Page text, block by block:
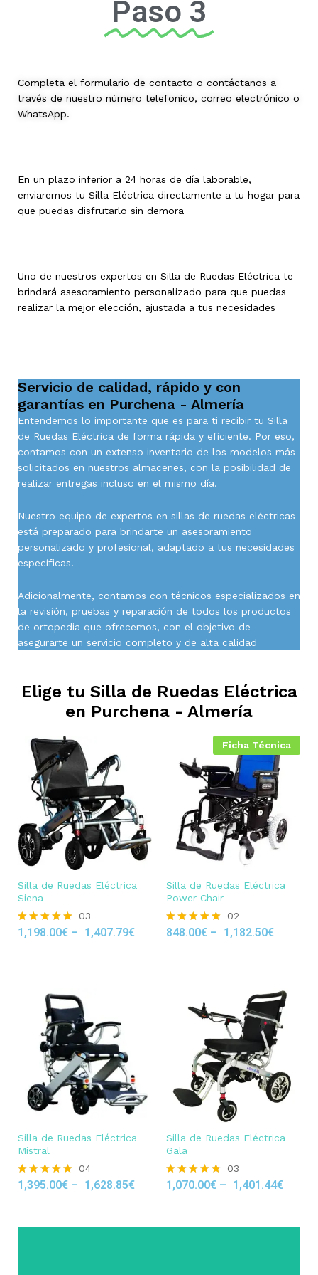
Paso 3
Completa el formulario de contacto o contáctanos a
través de nuestro número telefonico, correo electrónico o
WhatsApp.
En un plazo inferior a 24 horas de día laborable,
enviaremos tu Silla Eléctrica directamente a tu hogar para
que puedas disfrutarlo sin demora
Uno de nuestros expertos en Silla de Ruedas Eléctrica te
brindará asesoramiento personalizado para que puedas
realizar la mejor elección, ajustada a tus necesidades
Servicio de calidad, rápido y con
garantías en Purchena - Almería
Entendemos lo importante que es para ti recibir tu Silla
de Ruedas Eléctrica de forma rápida y eficiente. Por eso,
contamos con un extenso inventario de los modelos más
solicitados en nuestros almacenes, con la posibilidad de
realizar entregas incluso en el mismo día.
Nuestro equipo de expertos en sillas de ruedas eléctricas
está preparado para brindarte un asesoramiento
personalizado y profesional, adaptado a tus necesidades
específicas.
Adicionalmente, contamos con técnicos especializados en
la revisión, pruebas y reparación de todos los productos
de ortopedia que ofrecemos, con el objetivo de
asegurarte un servicio completo y de alta calidad
Elige tu Silla de Ruedas Eléctrica
en Purchena - Almería
Silla de Ruedas Eléctrica
Siena
Rated
03
1,198.00€ – 1,407.79€
Ficha Técnica
Silla de Ruedas Eléctrica
Power Chair
Rated
02
848.00€ – 1,182.50€
Silla de Ruedas Eléctrica
Mistral
Rated
04
1,395.00€ – 1,628.85€
Silla de Ruedas Eléctrica
Gala
Rated
03
1,070.00€ – 1,401.44€